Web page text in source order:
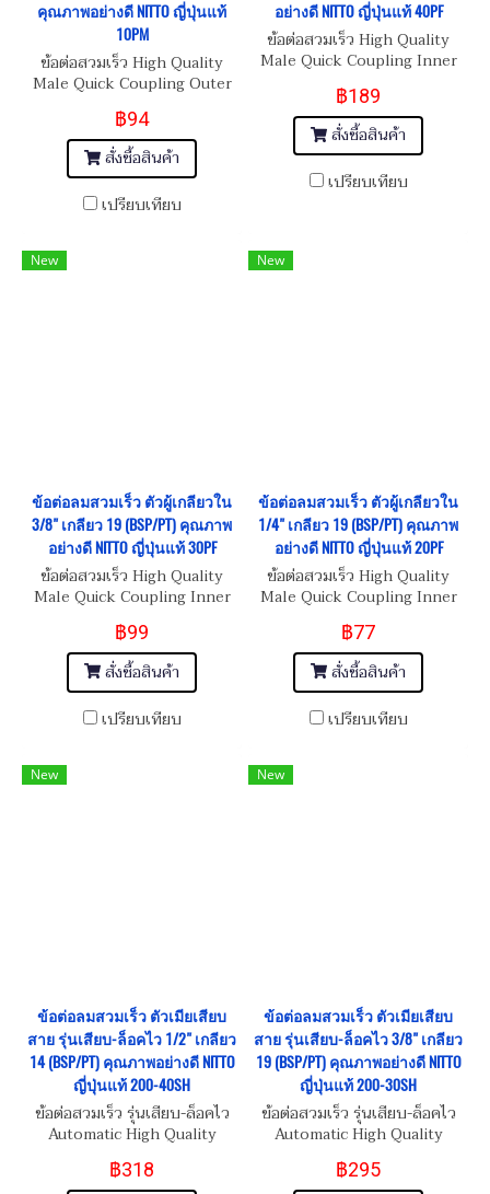
คุณภาพอย่างดี NITTO ญี่ปุ่นแท้
10PM
ข้อต่อสวมเร็ว High Quality
Male Quick Coupling Outer
Thread 1/8"-28 (BSPT)
฿94
สั่งซื้อสินค้า
เปรียบเทียบ
อย่างดี NITTO ญี่ปุ่นแท้ 40PF
ข้อต่อสวมเร็ว High Quality
Male Quick Coupling Inner
Thread 1/2"-14 (BSP/PT)
฿189
สั่งซื้อสินค้า
เปรียบเทียบ
New
ข้อต่อลมสวมเร็ว ตัวผู้เกลียวใน
3/8" เกลียว 19 (BSP/PT) คุณภาพ
อย่างดี NITTO ญี่ปุ่นแท้ 30PF
ข้อต่อสวมเร็ว High Quality
Male Quick Coupling Inner
Thread 3/8"-19 (BSP/PT)
฿99
สั่งซื้อสินค้า
เปรียบเทียบ
New
ข้อต่อลมสวมเร็ว ตัวผู้เกลียวใน
1/4" เกลียว 19 (BSP/PT) คุณภาพ
อย่างดี NITTO ญี่ปุ่นแท้ 20PF
ข้อต่อสวมเร็ว High Quality
Male Quick Coupling Inner
Thread 1/4"-19 (BSP/PT)
฿77
สั่งซื้อสินค้า
เปรียบเทียบ
New
ข้อต่อลมสวมเร็ว ตัวเมียเสียบ
สาย รุ่นเสียบ-ล็อคไว 1/2" เกลียว
14 (BSP/PT) คุณภาพอย่างดี NITTO
ญี่ปุ่นแท้ 200-40SH
ข้อต่อสวมเร็ว รุ่นเสียบ-ล็อคไว
Automatic High Quality
Tube ID 1/2"-14 (BSP/PT)
฿318
New
ข้อต่อลมสวมเร็ว ตัวเมียเสียบ
สาย รุ่นเสียบ-ล็อคไว 3/8" เกลียว
19 (BSP/PT) คุณภาพอย่างดี NITTO
ญี่ปุ่นแท้ 200-30SH
ข้อต่อสวมเร็ว รุ่นเสียบ-ล็อคไว
Automatic High Quality
Tube ID 3/8"-19 (BSP/PT)
฿295